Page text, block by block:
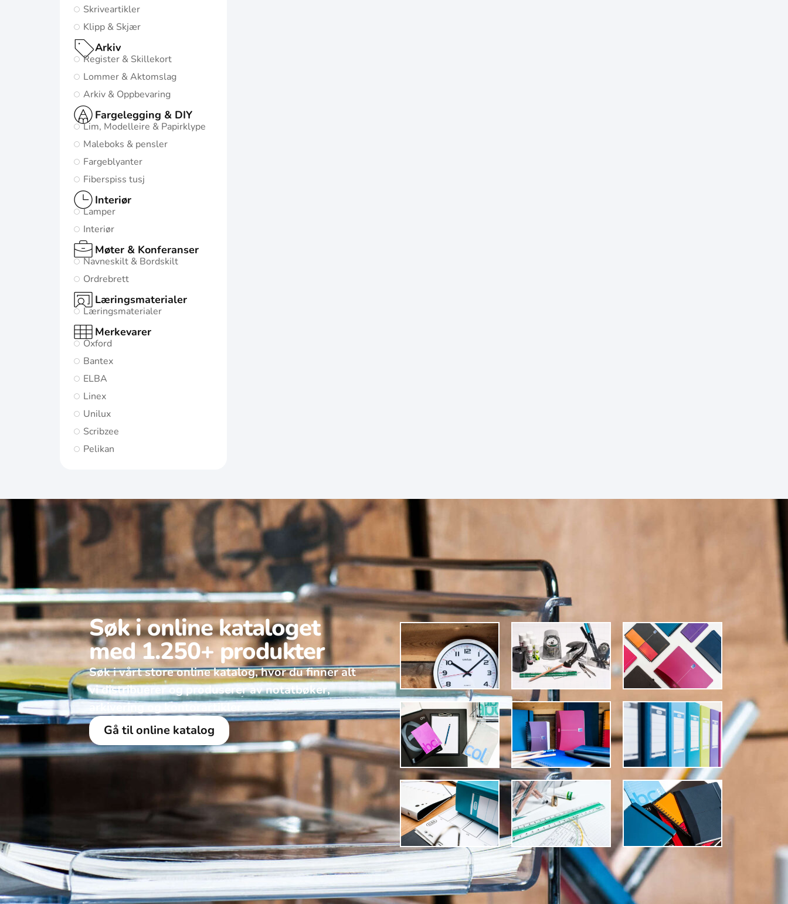
Oxford
Origins
Skriveartikler
Klipp & Skjær
Arkiv
Register & Skillekort
Lommer & Aktomslag
Arkiv & Oppbevaring
Fargelegging & DIY
Lim, Modelleire & Papirklype
Maleboks & pensler
Fargeblyanter
Fiberspiss tusj
Interiør
Lamper
Interiør
Møter & Konferanser
Navneskilt & Bordskilt
Ordrebrett
Læringsmaterialer
Læringsmaterialer
Merkevarer
Oxford
Bantex
ELBA
Linex
Unilux
Scribzee
Pelikan
Søk i online kataloget
med 1.250+ produkter
Søk i vårt store online katalog, hvor du finner alt
vi distribuerer og produserer av notatbøker,
arkivering og kontorartikler.
Gå til online katalog